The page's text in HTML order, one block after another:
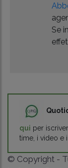
Se
qui per
time, i video e
© Copyright -